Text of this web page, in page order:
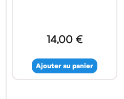
14,00 €
Ajouter au panier